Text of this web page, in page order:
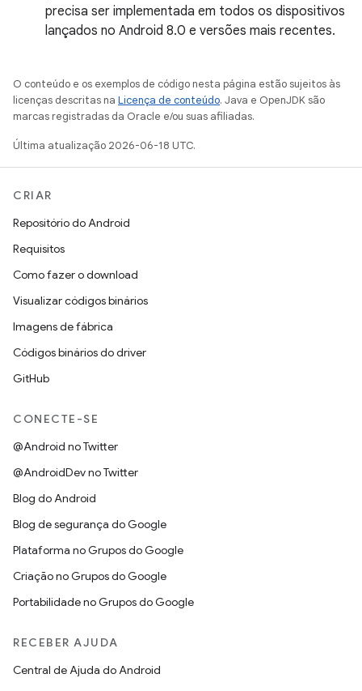
precisa ser implementada em todos os dispositivos
lançados no Android 8.0 e versões mais recentes.
O conteúdo e os exemplos de código nesta página estão sujeitos às
licenças descritas na Licença de conteúdo. Java e OpenJDK são
marcas registradas da Oracle e/ou suas afiliadas.
Última atualização 2026-06-18 UTC.
CRIAR
Repositório do Android
Requisitos
Como fazer o download
Visualizar códigos binários
Imagens de fábrica
Códigos binários do driver
GitHub
CONECTE-SE
@Android no Twitter
@AndroidDev no Twitter
Blog do Android
Blog de segurança do Google
Plataforma no Grupos do Google
Criação no Grupos do Google
Portabilidade no Grupos do Google
RECEBER AJUDA
Central de Ajuda do Android